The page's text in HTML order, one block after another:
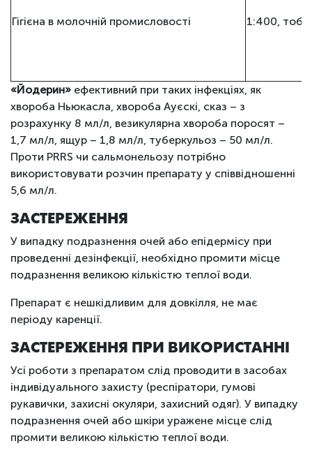
Гігієна в молочній промисловості 1:400,
«Йодерин» ефективний при таких інфекціях, як
хвороба Ньюкасла, хвороба Ауєскі, сказ – з
розрахунку 8 мл/л, везикулярна хвороба поросят –
1,7 мл/л, ящур – 1,8 мл/л, туберкульоз – 50 мл/л.
Проти PRRS чи сальмонельозу потрібно
використовувати розчин препарату у співвідношенні
5,6 мл/л.
ЗАСТЕРЕЖЕННЯ
У випадку подразнення очей або епідермісу при
проведенні дезінфекції, необхідно промити місце
подразнення великою кількістю теплої води.
Препарат є нешкідливим для довкілля, не має
періоду каренції.
ЗАСТЕРЕЖЕННЯ ПРИ ВИКОРИСТАННІ
Усі роботи з препаратом слід проводити в засобах
індивідуального захисту (респіратори, гумові
рукавички, захисні окуляри, захисний одяг). У випадку
подразнення очей або шкіри уражене місце слід
промити великою кількістю теплої води.